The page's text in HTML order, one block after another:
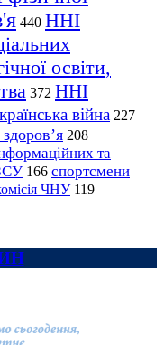
440 ННІ
освіти,
372 ННІ
війна 227
208
та
166 спортсмени
ЧНУ 119